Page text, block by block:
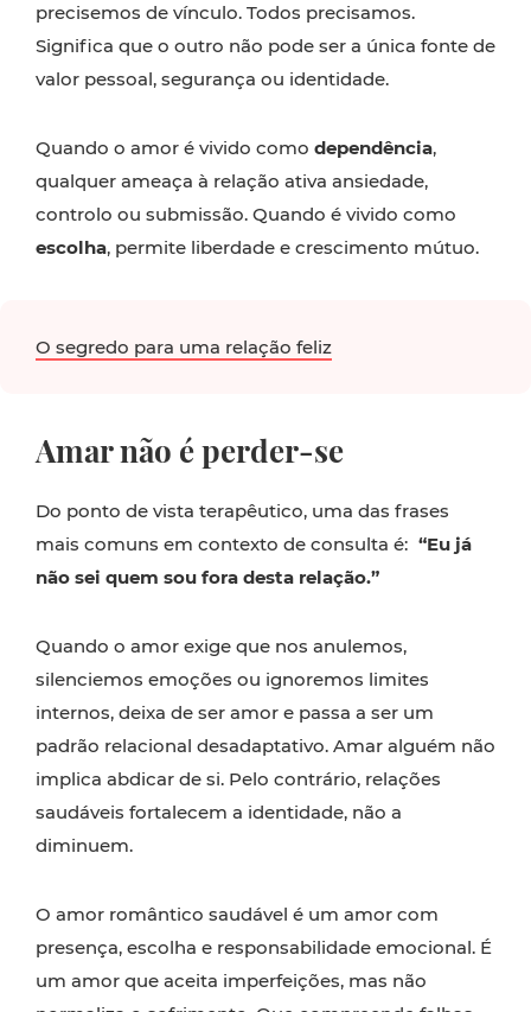
precisemos de vínculo. Todos precisamos.
Significa que o outro não pode ser a única fonte de
valor pessoal, segurança ou identidade.
Quando o amor é vivido como dependência,
qualquer ameaça à relação ativa ansiedade,
controlo ou submissão. Quando é vivido como
escolha, permite liberdade e crescimento mútuo.
O segredo para uma relação feliz
Amar não é perder-se
Do ponto de vista terapêutico, uma das frases
mais comuns em contexto de consulta é: “Eu já
não sei quem sou fora desta relação.”
Quando o amor exige que nos anulemos,
silenciemos emoções ou ignoremos limites
internos, deixa de ser amor e passa a ser um
padrão relacional desadaptativo. Amar alguém não
implica abdicar de si. Pelo contrário, relações
saudáveis fortalecem a identidade, não a
diminuem.
O amor romântico saudável é um amor com
presença, escolha e responsabilidade emocional. É
um amor que aceita imperfeições, mas não